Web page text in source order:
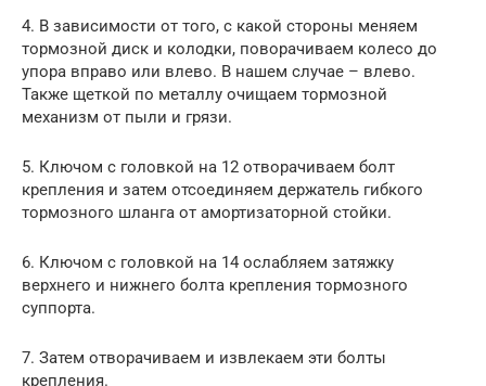
4. В зависимости от того, с какой стороны меняем
тормозной диск и колодки, поворачиваем колесо до
упора вправо или влево. В нашем случае – влево.
Также щеткой по металлу очищаем тормозной
механизм от пыли и грязи.
5. Ключом с головкой на 12 отворачиваем болт
крепления и затем отсоединяем держатель гибкого
тормозного шланга от амортизаторной стойки.
6. Ключом с головкой на 14 ослабляем затяжку
верхнего и нижнего болта крепления тормозного
суппорта.
7. Затем отворачиваем и извлекаем эти болты
крепления.